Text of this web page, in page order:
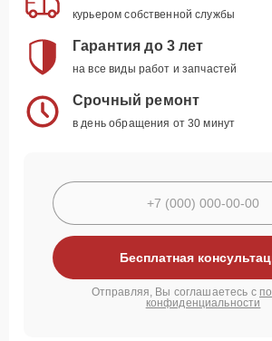
курьером собственной службы
Гарантия до 3 лет
на все виды работ и запчастей
Срочный ремонт
в день обращения от 30 минут
Бесплатная
Отправляя, Вы соглашаетесь с
конфиденциальности